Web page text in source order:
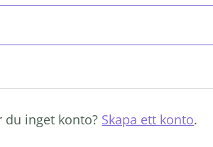
du inget konto? Skapa ett konto.